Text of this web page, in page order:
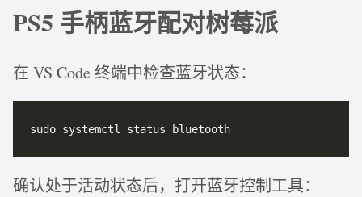
PS5 手柄蓝牙配对树莓派
在 VS Code 终端中检查蓝牙状态：
确认处于活动状态后，打开蓝牙控制工具：